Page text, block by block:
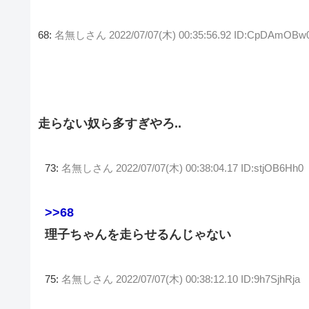
68: 名無しさん 2022/07/07(木) 00:35:56.92
走らない奴ら多すぎやろ..
73: 名無しさん 2022/07/07(木) 00:38:04.17 ID:stjOB6Hh0
>>68
理子ちゃんを走らせるんじゃない
75: 名無しさん 2022/07/07(木) 00:38:12.10 ID:9h7SjhRja